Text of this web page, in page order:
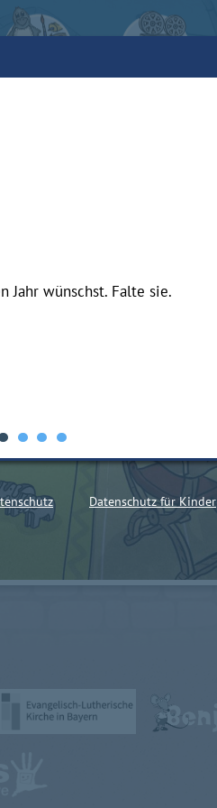
Jahr wünschst. Falte sie.
Datenschutz für Kinder